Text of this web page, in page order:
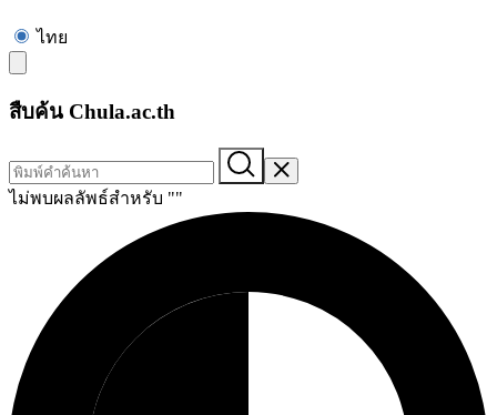
ไทย
สืบค้น Chula.ac.th
ไม่พบผลลัพธ์สำหรับ ""